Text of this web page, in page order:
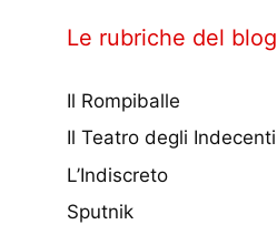
Le rubriche del blog
Il Rompiballe
Il Teatro degli Indecenti
L’Indiscreto
Sputnik